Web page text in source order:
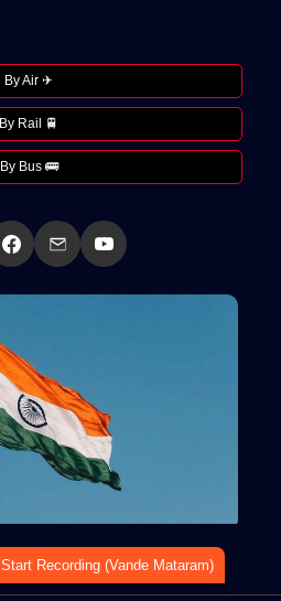
By Air ✈
By Rail 🚆
By Bus 🚌
Start Recording (Vande Mataram)